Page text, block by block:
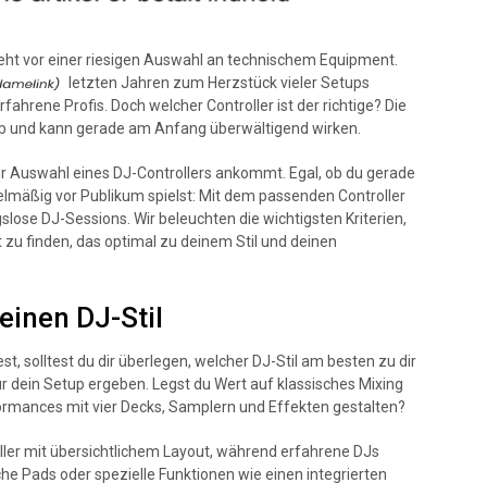
vor einer riesigen Auswahl an technischem Equipment.
letzten Jahren zum Herzstück vieler Setups
Profis. Doch welcher Controller ist der richtige? Die
kann gerade am Anfang überwältigend wirken.
eines DJ-Controllers ankommt. Egal, ob du gerade
vor Publikum spielst: Mit dem passenden Controller
DJ-Sessions. Wir beleuchten die wichtigsten Kriterien,
finden, das optimal zu deinem Stil und deinen
DJ-Stil
solltest du dir überlegen, welcher DJ-Stil am besten zu dir
Setup ergeben. Legst du Wert auf klassisches Mixing
mit vier Decks, Samplern und Effekten gestalten?
mit übersichtlichem Layout, während erfahrene DJs
Pads oder spezielle Funktionen wie einen integrierten